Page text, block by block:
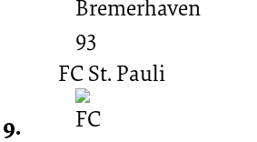
9.
FC St. Pauli